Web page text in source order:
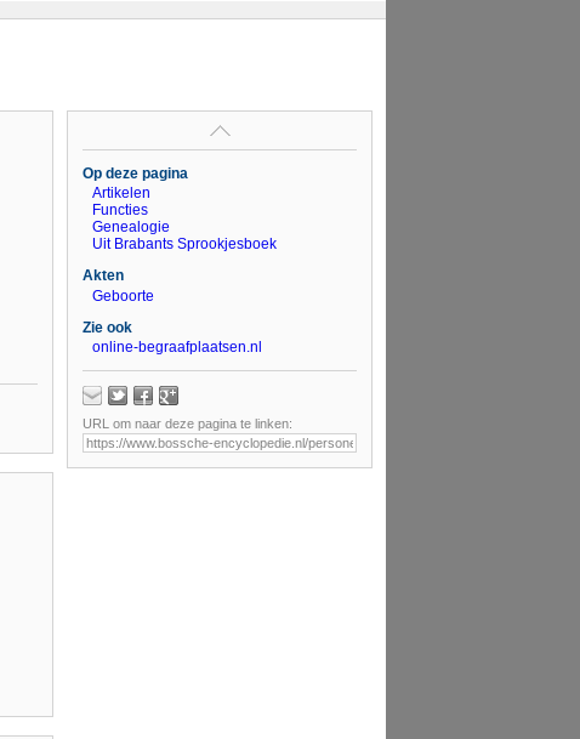
Op deze pagina
Artikelen
Functies
Genealogie
Uit Brabants Sprookjesboek
Akten
Geboorte
Zie ook
online-begraafplaatsen.nl
URL om naar deze pagina te linken: